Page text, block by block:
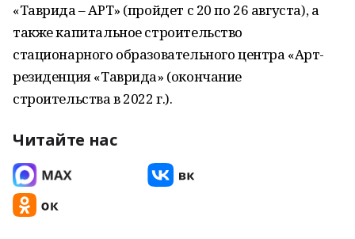
«Таврида – АРТ» (пройдет с 20 по 26 августа), а
также капитальное строительство
стационарного образовательного центра «Арт-
резиденция «Таврида» (окончание
строительства в 2022 г.).
Читайте нас